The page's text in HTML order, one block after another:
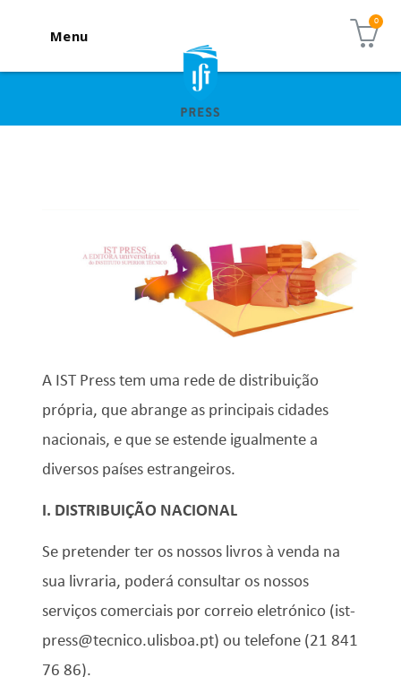
Menu
A IST Press tem uma rede de distribuição
própria, que abrange as principais cidades
nacionais, e que se estende igualmente a
diversos países estrangeiros.
I. DISTRIBUIÇÃO NACIONAL
Se pretender ter os nossos livros à venda na
sua livraria, poderá consultar os nossos
serviços comerciais por correio eletrónico (ist-
press@tecnico.ulisboa.pt) ou telefone (21 841
76 86).